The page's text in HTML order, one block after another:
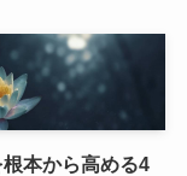
本から高める4